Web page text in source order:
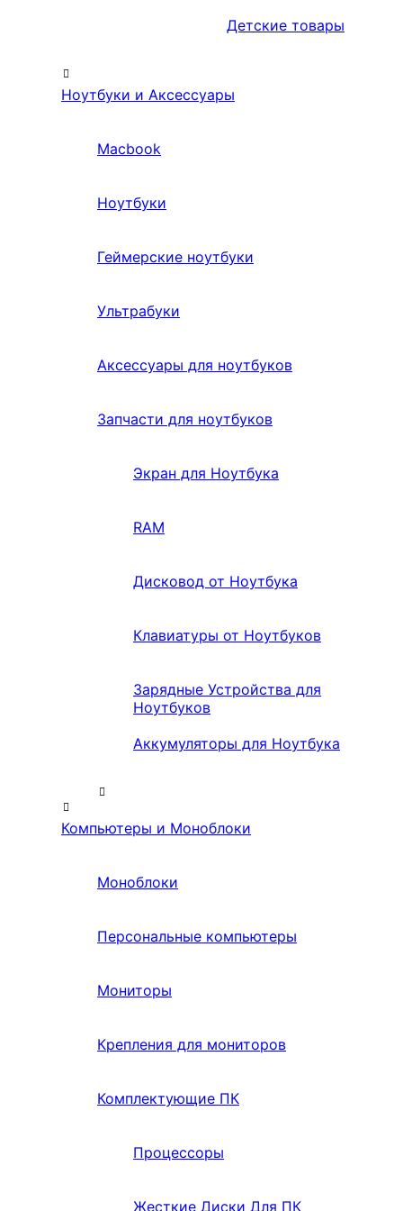
Детские товары
Ноутбуки и Аксессуары
Macbook
Ноутбуки
Геймерские ноутбуки
Ультрабуки
Аксессуары для ноутбуков
Запчасти для ноутбуков
Экран для Ноутбука
RAM
Дисковод от Ноутбука
Клавиатуры от Ноутбуков
Зарядные Устройства для
Ноутбуков
Аккумуляторы для Ноутбука
Компьютеры и Моноблоки
Моноблоки
Персональные компьютеры
Мониторы
Крепления для мониторов
Комплектующие ПК
Процессоры
Жесткие Диски Для ПК